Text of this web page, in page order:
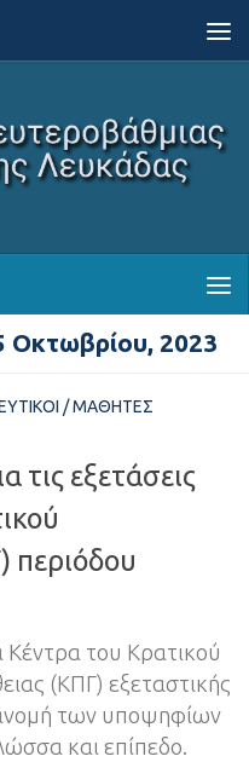
Οκτωβρίου, 2023
/ΜΑΘΗΤΈΣ
τις εξετάσεις
περιόδου
Κέντρα του Κρατικού
(ΚΠΓ) εξεταστικής
των υποψηφίων
και επίπεδο.